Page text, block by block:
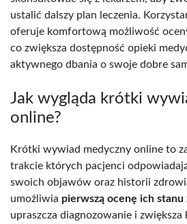
ustalić dalszy plan leczenia.
oferuje komfortową możliwość
co zwiększa dostępność opieki
aktywnego dbania o swoje dobre
Jak wygląda krótki
online?
Krótki wywiad medyczny online to
trakcie których pacjenci
swoich objawów oraz historii
umożliwia pierwszą ocenę ich stanu
upraszcza diagnozowanie i